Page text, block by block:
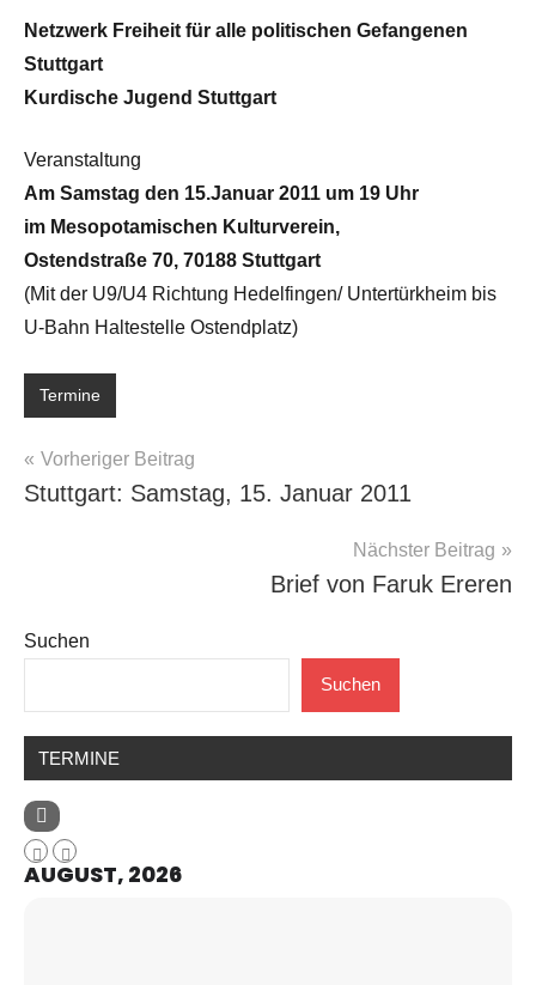
Netzwerk Freiheit für alle politischen Gefangenen
Stuttgart
Kurdische Jugend Stuttgart
Veranstaltung
Am Samstag den 15.Januar 2011 um 19 Uhr
im Mesopotamischen Kulturverein,
Ostendstraße 70, 70188 Stuttgart
(Mit der U9/U4 Richtung Hedelfingen/ Untertürkheim bis
U-Bahn Haltestelle Ostendplatz)
Termine
Beitragsnavigation
Vorheriger Beitrag
Stuttgart: Samstag, 15. Januar 2011
Nächster Beitrag
Brief von Faruk Ereren
Suchen
Suchen
TERMINE
AUGUST, 2026